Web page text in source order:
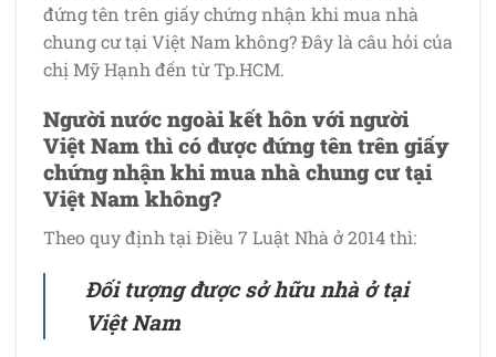
đứng tên trên giấy chứng nhận khi mua nhà
chung cư tại Việt Nam không? Đây là câu hỏi của
chị Mỹ Hạnh đến từ Tp.HCM.
Người nước ngoài kết hôn với người
Việt Nam thì có được đứng tên trên giấy
chứng nhận khi mua nhà chung cư tại
Việt Nam không?
Theo quy định tại Điều 7 Luật Nhà ở 2014 thì:
Đối tượng được sở hữu nhà ở tại
Việt Nam